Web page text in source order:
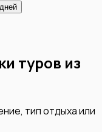
туров из
тип отдыха или